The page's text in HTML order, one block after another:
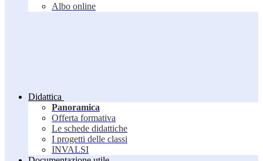
Albo online
Didattica
Panoramica
Offerta formativa
Le schede didattiche
I progetti delle classi
INVALSI